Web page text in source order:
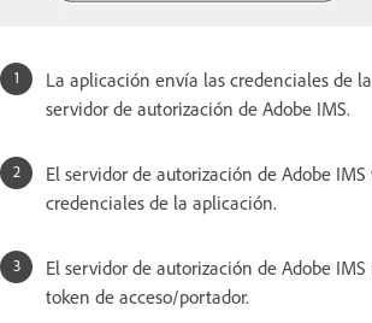
La aplicación envía las credenciales de
servidor de autorización de Adobe IMS.
El servidor de autorización de Adobe
credenciales de la aplicación.
El servidor de autorización de Adobe
token de acceso/portador.